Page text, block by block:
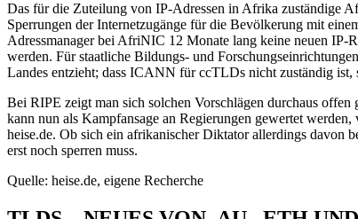
Das für die Zuteilung von IP-Adressen in Afrika zuständige
Sperrungen der Internetzugänge für die Bevölkerung mit
Adressmanager bei AfriNIC 12 Monate lang keine neuen IP-
werden. Für staatliche Bildungs- und
Landes entzieht; dass ICANN für ccTLDs nicht zuständig ist,
Bei RIPE zeigt man sich solchen Vorschlägen durchaus
kann nun als Kampfansage an Regierungen gewertet
heise.de. Ob sich ein afrikanischer Diktator allerdings davon
erst noch sperren muss.
Quelle: heise.de, eigene Recherche